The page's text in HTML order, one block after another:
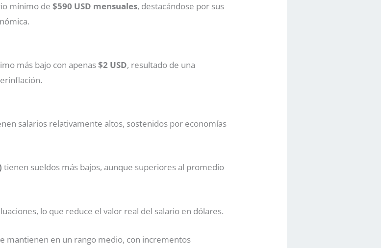
mínimo de$590 USD mensuales, destacándose por sus
más bajo con apenas$2 USD, resultado de una
salarios relativamente altos, sostenidos por economías
tienen sueldos más bajos, aunque superiores al promedio
lo que reduce el valor real del salario en dólares.
mantienen en un rango medio, con incrementos